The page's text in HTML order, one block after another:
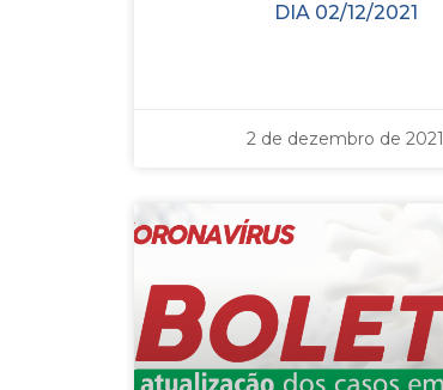
DIA 02/12/2021
2 de dezembro de 2021